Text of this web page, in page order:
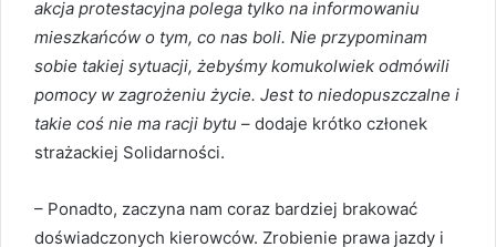
akcja protestacyjna polega tylko na informowaniu
mieszkańców o tym, co nas boli. Nie przypominam
sobie takiej sytuacji, żebyśmy komukolwiek odmówili
pomocy w zagrożeniu życie. Jest to niedopuszczalne i
takie coś nie ma racji bytu – dodaje krótko członek
strażackiej Solidarności.
– Ponadto, zaczyna nam coraz bardziej brakować
doświadczonych kierowców. Zrobienie prawa jazdy i